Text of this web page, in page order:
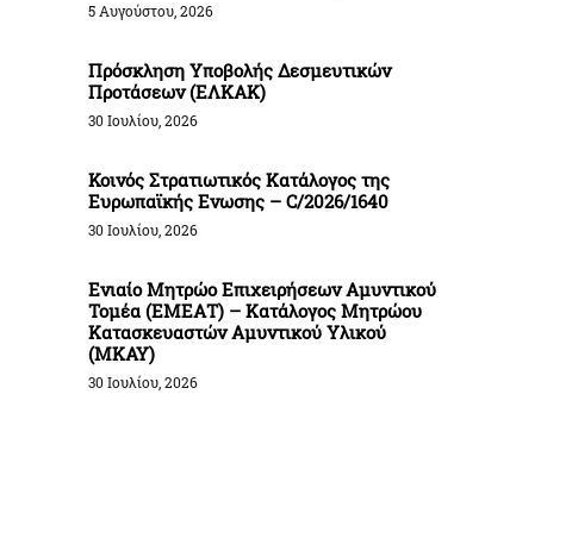
5 Αυγούστου, 2026
Πρόσκληση Υποβολής Δεσμευτικών
Προτάσεων (ΕΛΚΑΚ)
30 Ιουλίου, 2026
Κοινός Στρατιωτικός Κατάλογος της
Ευρωπαϊκής Ενωσης – C/2026/1640
30 Ιουλίου, 2026
Ενιαίο Μητρώο Επιχειρήσεων Αμυντικού
Τομέα (ΕΜΕΑΤ) – Κατάλογος Μητρώου
Κατασκευαστών Αμυντικού Υλικού
(ΜΚΑΥ)
30 Ιουλίου, 2026